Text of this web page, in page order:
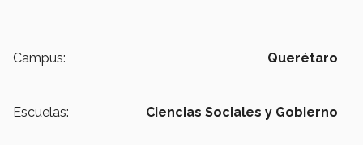
Campus: Querétaro
Escuelas: Ciencias Sociales y Gobierno